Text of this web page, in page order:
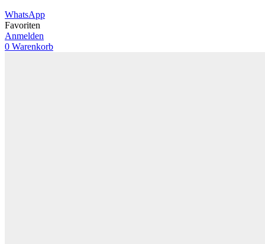
WhatsApp
Favoriten
Anmelden
0 Warenkorb